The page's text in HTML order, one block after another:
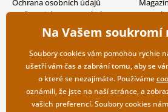
Ochrana osobních údajů
Možnosti dopravy a platby
Vrácení zboží
Magazín
Na Vašem soukromí
Soubory cookies vám pomohou rychle
ušetří vám čas a zabrání tomu, aby se
o které se nezajímáte. Používáme
oznámili, že jste na naší stránce, a
vašich preferencí. Soubory cookies